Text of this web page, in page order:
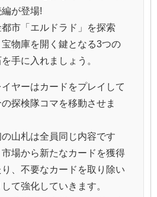
が登場!
市「エルドラド」を探索
宝物庫を開く鍵となる3つの
手に入れましょう。
イヤーはカードをプレイして
の探検隊コマを移動させま
山札は全員同じ内容です
市場から新たなカードを獲得
り、不要なカードを取り除い
て強化していきます。